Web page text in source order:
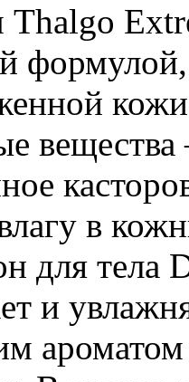
формулой,
в
для тела
и